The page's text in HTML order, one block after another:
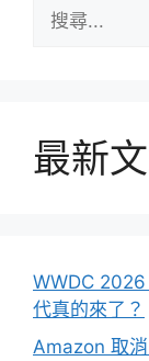
尋:
最新
WWDC
代真的來了？
Amazon 取